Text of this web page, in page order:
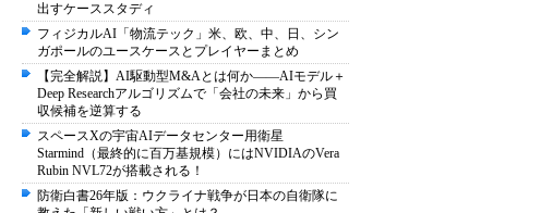
出すケーススタディ
フィジカルAI「物流テック」米、欧、中、日、シン
ガポールのユースケースとプレイヤーまとめ
【完全解説】AI駆動型M&Aとは何か――AIモデル＋
Deep Researchアルゴリズムで「会社の未来」から買
収候補を逆算する
スペースXの宇宙AIデータセンター用衛星
Starmind（最終的に百万基規模）にはNVIDIAのVera
Rubin NVL72が搭載される！
防衛白書26年版：ウクライナ戦争が日本の自衛隊に